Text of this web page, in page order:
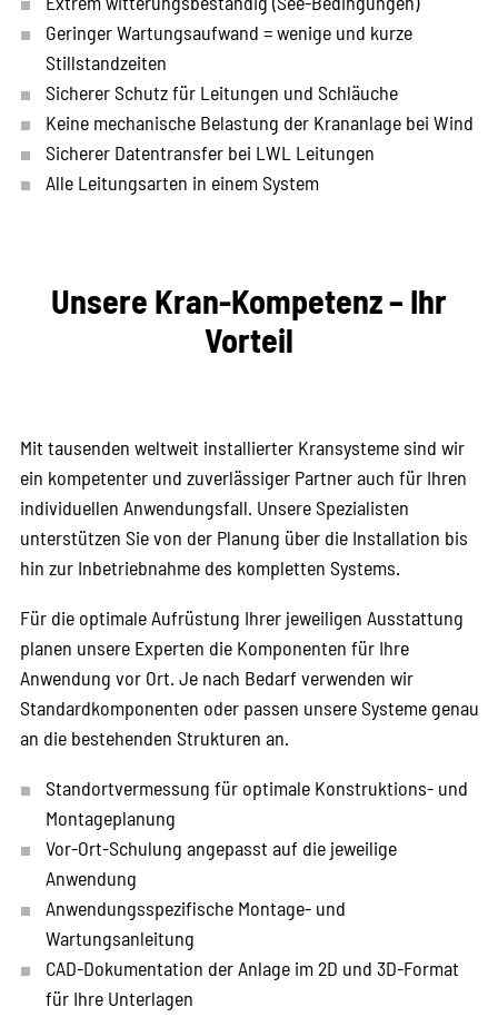
Geringer Wartungsaufwand = wenige und kurze
Stillstandzeiten
Sicherer Schutz für Leitungen und Schläuche
Keine mechanische Belastung der Krananlage bei Wind
Sicherer Datentransfer bei LWL Leitungen
Alle Leitungsarten in einem System
Unsere Kran-Kompetenz – Ihr
Vorteil
Mit tausenden weltweit installierter Kransysteme sind wir
ein kompetenter und zuverlässiger Partner auch für Ihren
individuellen Anwendungsfall. Unsere Spezialisten
unterstützen Sie von der Planung über die Installation bis
hin zur Inbetriebnahme des kompletten Systems.
Für die optimale Aufrüstung Ihrer jeweiligen Ausstattung
planen unsere Experten die Komponenten für Ihre
Anwendung vor Ort. Je nach Bedarf verwenden wir
Standardkomponenten oder passen unsere Systeme genau
an die bestehenden Strukturen an.
Standortvermessung für optimale Konstruktions- und
Montageplanung
Vor-Ort-Schulung angepasst auf die jeweilige
Anwendung
Anwendungsspezifische Montage- und
Wartungsanleitung
CAD-Dokumentation der Anlage im 2D und 3D-Format
für Ihre Unterlagen